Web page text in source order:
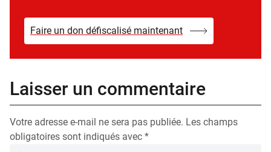
Faire un don défiscalisé maintenant
Laisser un commentaire
Votre adresse e-mail ne sera pas publiée. Les champs
obligatoires sont indiqués avec *